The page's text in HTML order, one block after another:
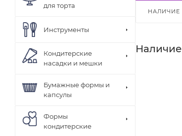
НАЛИЧИЕ
Наличие
для торта
Инструменты
Кондитерские
насадки и мешки
Бумажные формы и
капсулы
Формы
кондитерские